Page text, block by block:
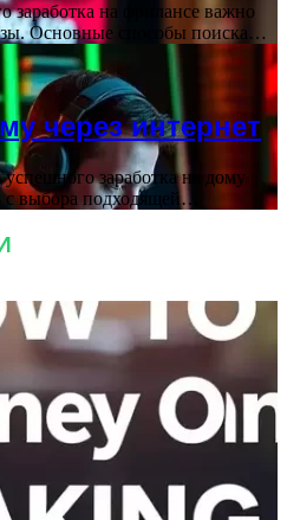
заработка на фрилансе важно
Основные способы поиска…
через интернет
заработка на дому
с выбора подходящей…